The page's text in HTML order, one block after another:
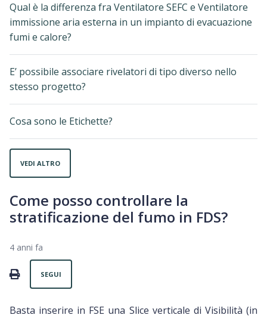
Qual è la differenza fra Ventilatore SEFC e Ventilatore
immissione aria esterna in un impianto di evacuazione
fumi e calore?
E’ possibile associare rivelatori di tipo diverso nello
stesso progetto?
Cosa sono le Etichette?
VEDI ALTRO
Come posso controllare la
stratificazione del fumo in FDS?
4 anni fa
PRINT
SEGUI
Basta inserire in FSE una Slice verticale di Visibilità (in